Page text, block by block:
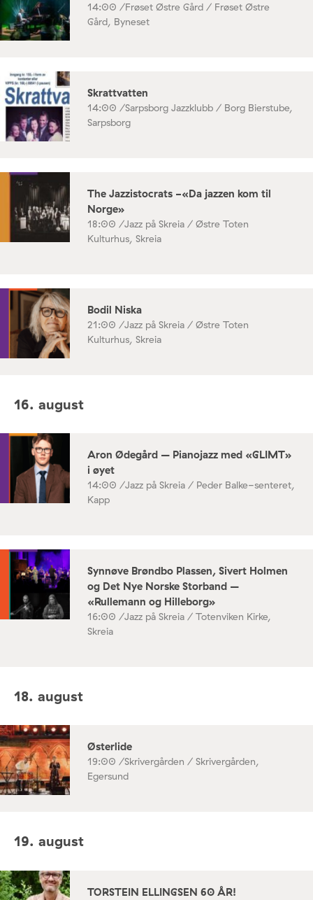
14:00 /Frøset Østre Gård / Frøset Østre
Gård, Byneset
Skrattvatten
14:00 /Sarpsborg Jazzklubb / Borg Bierstube,
Sarpsborg
The Jazzistocrats -«Da jazzen kom til
Norge»
18:00 /Jazz på Skreia / Østre Toten
Kulturhus, Skreia
Bodil Niska
21:00 /Jazz på Skreia / Østre Toten
Kulturhus, Skreia
16. august
Aron Ødegård – Pianojazz med «GLIMT»
i øyet
14:00 /Jazz på Skreia / Peder Balke-senteret,
Kapp
Synnøve Brøndbo Plassen, Sivert Holmen
og Det Nye Norske Storband –
«Rullemann og Hilleborg»
16:00 /Jazz på Skreia / Totenviken Kirke,
Skreia
18. august
Østerlide
19:00 /Skrivergården / Skrivergården,
Egersund
19. august
TORSTEIN ELLINGSEN 60 ÅR!